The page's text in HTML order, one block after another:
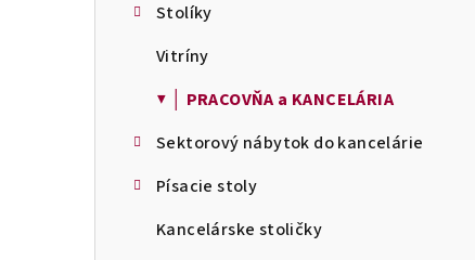
Stolíky
Vitríny
▼ │ PRACOVŇA a KANCELÁRIA
Sektorový nábytok do kancelárie
Písacie stoly
Kancelárske stoličky